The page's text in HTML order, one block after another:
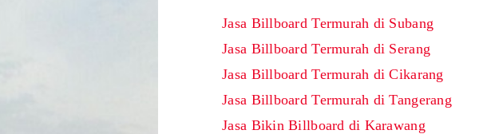
Jasa Billboard Termurah di Subang
Jasa Billboard Termurah di Serang
Jasa Billboard Termurah di Cikarang
Jasa Billboard Termurah di Tangerang
Jasa Bikin Billboard di Karawang